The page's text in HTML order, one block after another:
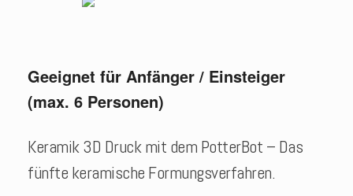
Geeignet für Anfänger / Einsteiger
(max. 6 Personen)
Keramik 3D Druck mit dem PotterBot – Das
fünfte keramische Formungsverfahren.